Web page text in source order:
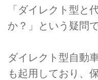
「ダイレクト型と
か？」という疑問で
ダイレクト型自動
も起用しており、